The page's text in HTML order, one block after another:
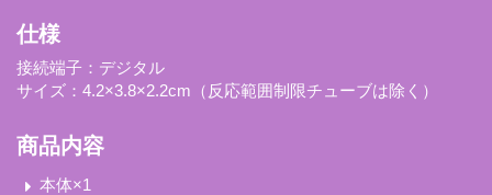
仕様
接続端子：デジタル
サイズ：4.2×3.8×2.2cm（反応範囲制限チューブは除く）
商品内容
本体×1